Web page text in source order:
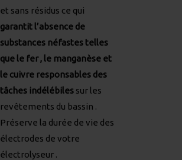
et sans résidus ce qui
garantit l’absence de
substances néfastes telles
que le fer , le manganèse et
le cuivre responsables des
tâches indélébiles sur les
revêtements du bassin .
Préserve la durée de vie des
électrodes de votre
électrolyseur .